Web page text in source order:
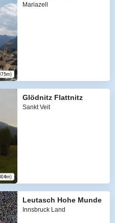
Mariazell
Glödnitz Flattnitz
Sankt Veit
Leutasch Hohe Munde
Innsbruck Land